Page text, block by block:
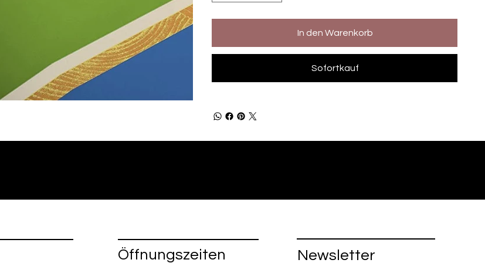
In den Warenkorb
Sofortkauf
Öffnungszeiten Newsletter